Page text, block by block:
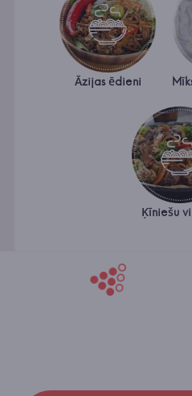
Āzijas ēdieni
Ķīniešu